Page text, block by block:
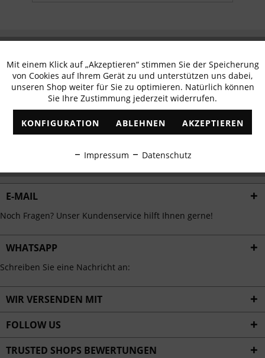
erhalten
✓ Exklusive Angebote ✓ Die aktuellsten Trends
E-MAIL
Noch Fragen? Unser Kundenservice hilft Ihnen gerne!
WHATSAPP
Schreiben Sie eine Nachricht an:
WIR VERSENDEN MIT
FOLLOW US
TRUSTED SHOPS BEWERTUNGEN
Funktionale Aktiv
Marketing Inaktiv
Tracking Inaktiv
Personalisierung Inaktiv
Service
Mit einem Klick auf „Akzeptieren“ stimmen Sie der Speicherung
von Cookies auf Ihrem Gerät zu und unterstützen uns dabei,
unseren Shop weiter für Sie zu optimieren. Natürlich können
Sie Ihre Zustimmung jederzeit widerrufen.
KONFIGURATION ABLEHNEN AKZEPTIEREN
Impressum Datenschutz